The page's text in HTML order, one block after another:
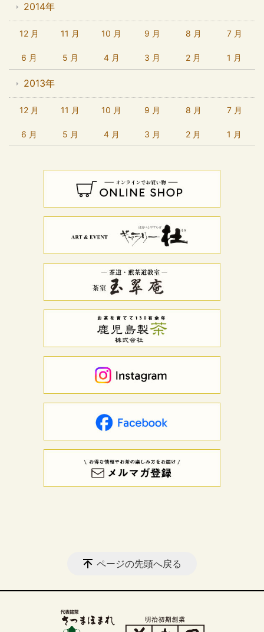
2014年
12 月 11 月 10 月 9 月 8 月 7 月
6 月 5 月 4 月 3 月 2 月 1 月
2013年
12 月 11 月 10 月 9 月 8 月 7 月
6 月 5 月 4 月 3 月 2 月 1 月
ページの先頭へ戻る